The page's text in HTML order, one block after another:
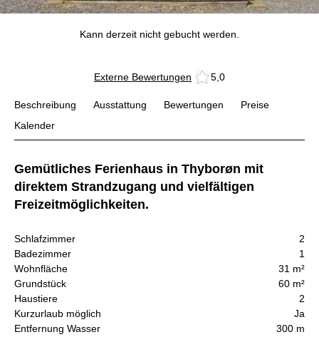
Kann derzeit nicht gebucht werden.
Externe Bewertungen 5,0
Beschreibung Ausstattung Bewertungen
Preise
Kalender
Gemütliches Ferienhaus in Thyborøn mit
direktem Strandzugang und vielfältigen
Freizeitmöglichkeiten.
Schlafzimmer
2
Badezimmer
1
Wohnfläche
31 m²
Grundstück
60 m²
Haustiere
2
Kurzurlaub möglich
Ja
Entfernung Wasser
300 m